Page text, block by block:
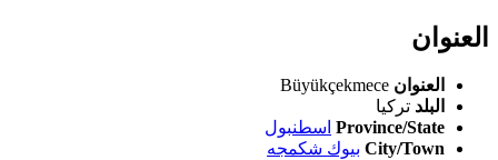
العنوان
العنوان Büyükçekmece
البلد تركيا
Province/State اسطنبول
City/Town بيوك شكمجه